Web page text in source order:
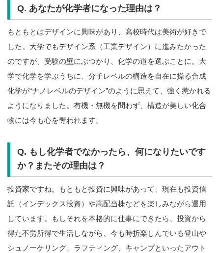
Q. あなたが化学者になった理由は？
もともとはデザインに興味があり、高校時代は美術が好きで
した。大学でもデザイン系（工業デザイン）に進みたかった
のですが、受験の壁にぶつかり、化学の道を選ぶことに。大
学で化学を学ぶうちに、分子レベルの構造を自在に操る合成
化学が“ナノレベルのデザイン”のように思えて、強く惹かれる
ようになりました。有機・無機を問わず、構造が美しい化合
物には今も心を奪われます。
Q. もし化学者でなかったら、何になりたいです
か？またその理由は？
投資家ですね。もともと投資に興味があって、現在も投資信
託（インデックス投資）や高配当株などを楽しみながら運用
しています。もしそれを本格的に仕事にできたら、投資から
得た不労所得で生活しながら、今も時折楽しんでいる登山や
シュノーケリング、ラフティング、キャンプといったアウト